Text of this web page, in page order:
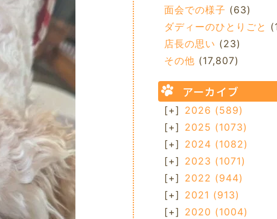
面会での様子 (63)
ダディーのひとりごと
店長の思い (23)
その他 (17,807)
アーカイブ
[+] 2026 (589)
[+] 2025 (1073)
[+] 2024 (1082)
[+] 2023 (1071)
[+] 2022 (944)
[+] 2021 (913)
[+] 2020 (1004)